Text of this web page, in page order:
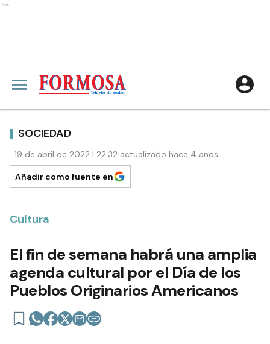
Ads
SOCIEDAD
19 de abril de 2022 | 22:32 actualizado hace 4 años
Añadir como fuente en
Cultura
El fin de semana habrá una amplia
agenda cultural por el Día de los
Pueblos Originarios Americanos